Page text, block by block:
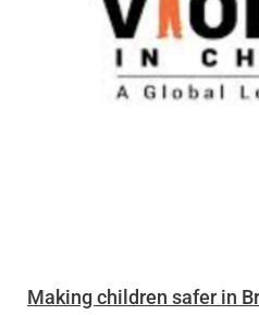
Making children safer in